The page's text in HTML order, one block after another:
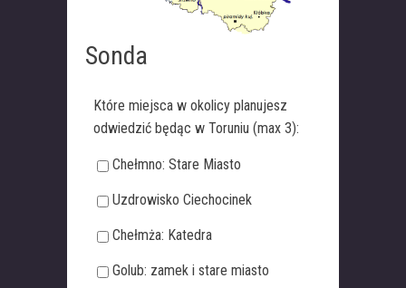
Sonda
Które miejsca w okolicy planujesz
odwiedzić będąc w Toruniu (max 3):
Chełmno: Stare Miasto
Uzdrowisko Ciechocinek
Chełmża: Katedra
Golub: zamek i stare miasto